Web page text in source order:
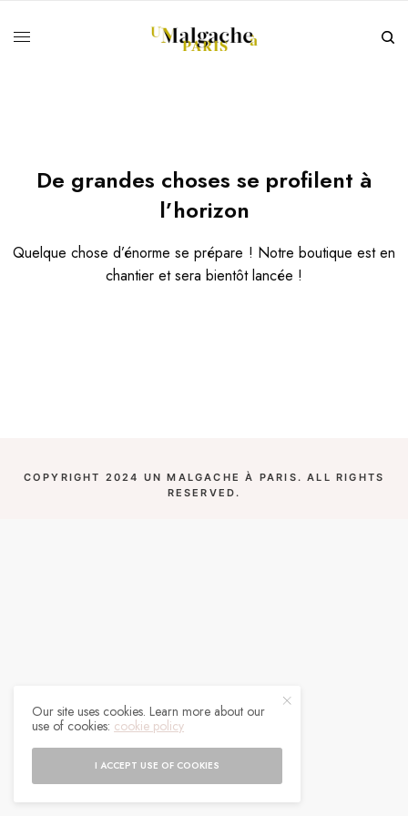
De grandes choses se profilent à
l’horizon
Quelque chose d’énorme se prépare ! Notre boutique est en
chantier et sera bientôt lancée !
COPYRIGHT 2024 UN MALGACHE À PARIS. ALL RIGHTS
RESERVED.
Our site uses cookies. Learn more about our
use of cookies: cookie policy
I ACCEPT USE OF COOKIES